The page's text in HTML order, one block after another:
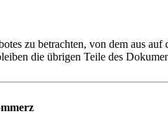
zu betrachten, von dem aus
die übrigen Teile des